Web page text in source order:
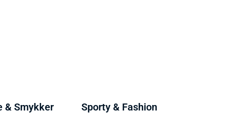
& Smykker Sporty & Fashion